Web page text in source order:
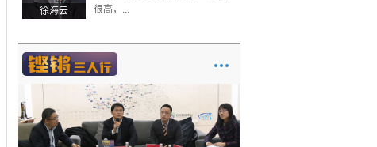
徐海云
很高，...